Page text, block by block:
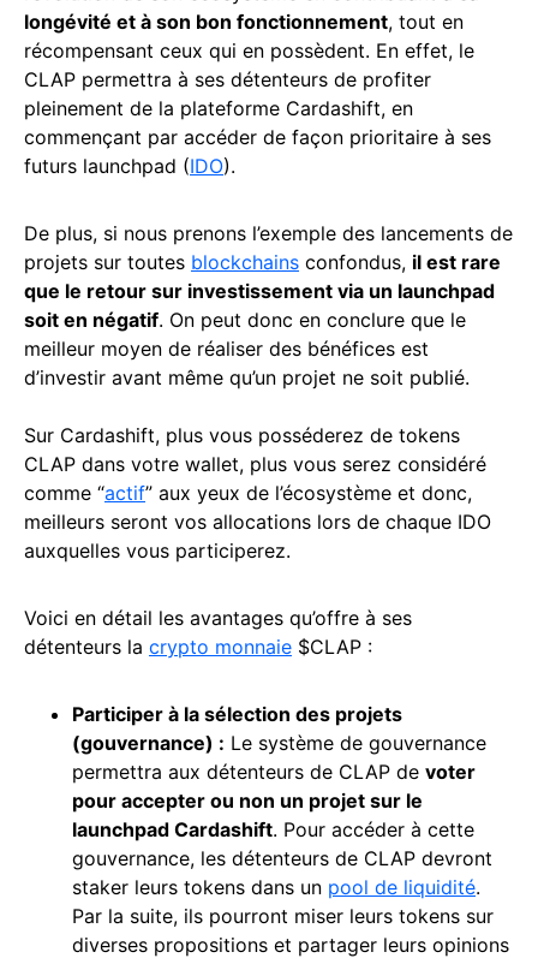
longévité et à son bon fonctionnement, tout en
récompensant ceux qui en possèdent. En effet, le
CLAP permettra à ses détenteurs de profiter
pleinement de la plateforme Cardashift, en
commençant par accéder de façon prioritaire à ses
futurs launchpad (IDO).
De plus, si nous prenons l’exemple des lancements de
projets sur toutes blockchains confondus, il est rare
que le retour sur investissement via un launchpad
soit en négatif. On peut donc en conclure que le
meilleur moyen de réaliser des bénéfices est
d’investir avant même qu’un projet ne soit publié.
Sur Cardashift, plus vous posséderez de tokens
CLAP dans votre wallet, plus vous serez considéré
comme “actif” aux yeux de l’écosystème et donc,
meilleurs seront vos allocations lors de chaque IDO
auxquelles vous participerez.
Voici en détail les avantages qu’offre à ses
détenteurs la crypto monnaie $CLAP :
Participer à la sélection des projets
(gouvernance) : Le système de gouvernance
permettra aux détenteurs de CLAP de voter
pour accepter ou non un projet sur le
launchpad Cardashift. Pour accéder à cette
gouvernance, les détenteurs de CLAP devront
staker leurs tokens dans un pool de liquidité.
Par la suite, ils pourront miser leurs tokens sur
diverses propositions et partager leurs opinions